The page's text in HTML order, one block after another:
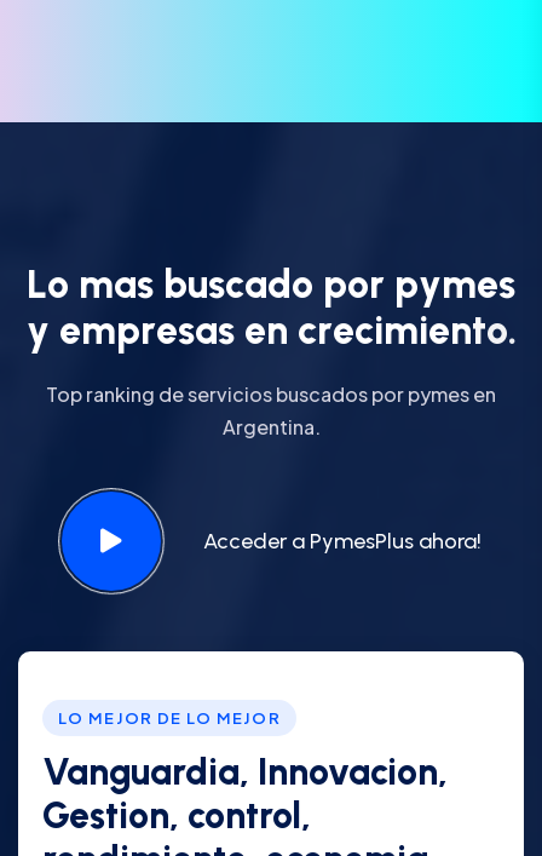
Lo mas buscado por pymes
y empresas en crecimiento.
Top ranking de servicios buscados por pymes en
Argentina.
Acceder a PymesPlus ahora!
LO MEJOR DE LO MEJOR
Vanguardia, Innovacion,
Gestion, control,